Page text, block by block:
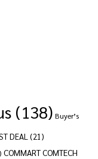
(138) Buyer’s
DEAL(21)
COMMART COMTECH